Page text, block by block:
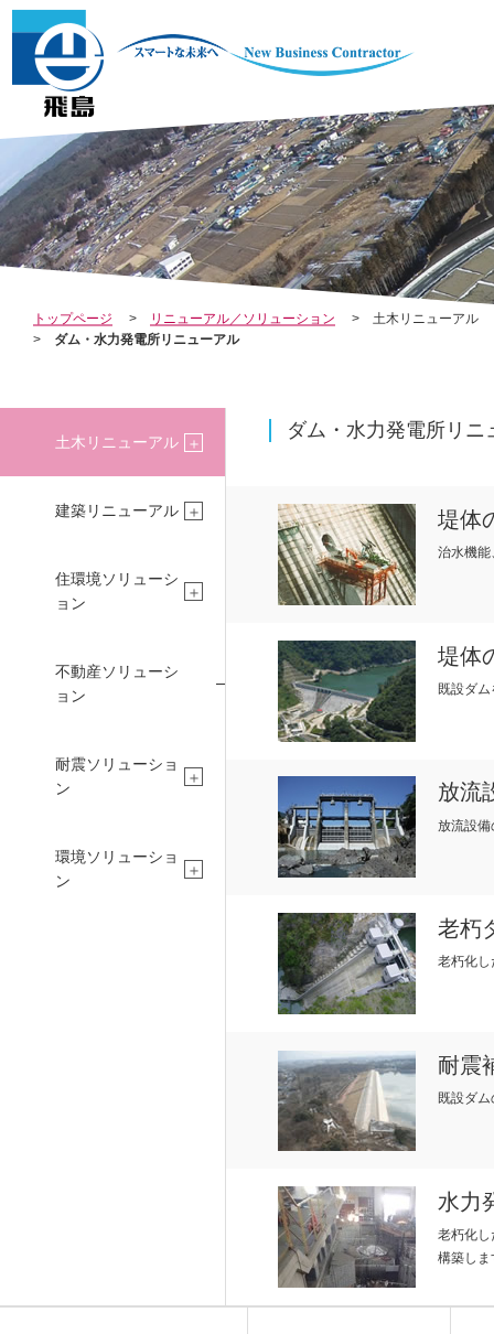
COMPANY
会社案内
CONCIERGE
建設コンシェルジュ 採用情報
Y
トップページ リニューアル／ソリューション
土木リニューアル
ダム・水力発電所リニューアル
ダム・水力発電所リニ
堤体
治水機能
堤体
既設ダ
放流
放流設備
老朽
老朽化し
耐震
既設ダ
水力
老朽化し
構築しま
土木リニューアル
建築リニューアル
住環境ソリューシ
ョン
不動産ソリューシ
ョン
耐震ソリューショ
ン
環境ソリューショ
ン